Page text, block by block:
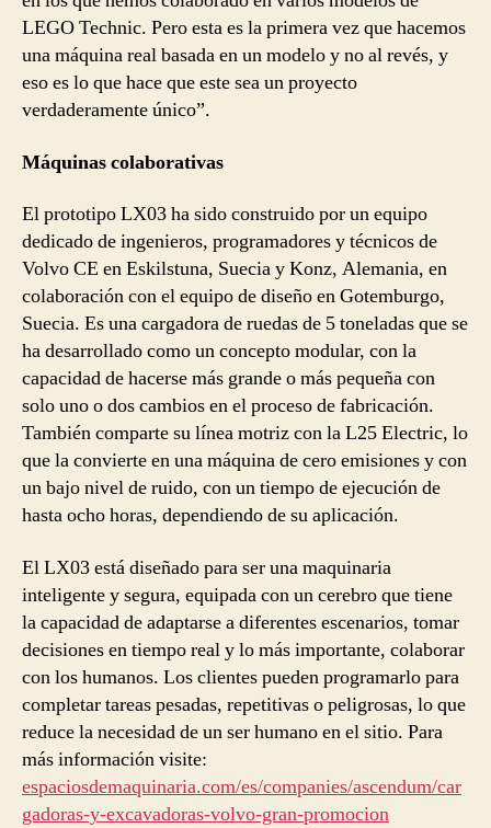
LEGO Technic. Pero esta es la primera vez que hacemos
una máquina real basada en un modelo y no al revés, y
eso es lo que hace que este sea un proyecto
verdaderamente único”.
Máquinas colaborativas
El prototipo LX03 ha sido construido por un equipo
dedicado de ingenieros, programadores y técnicos de
Volvo CE en Eskilstuna, Suecia y Konz, Alemania, en
colaboración con el equipo de diseño en Gotemburgo,
Suecia. Es una cargadora de ruedas de 5 toneladas que se
ha desarrollado como un concepto modular, con la
capacidad de hacerse más grande o más pequeña con
solo uno o dos cambios en el proceso de fabricación.
También comparte su línea motriz con la L25 Electric, lo
que la convierte en una máquina de cero emisiones y con
un bajo nivel de ruido, con un tiempo de ejecución de
hasta ocho horas, dependiendo de su aplicación.
El LX03 está diseñado para ser una maquinaria
inteligente y segura, equipada con un cerebro que tiene
la capacidad de adaptarse a diferentes escenarios, tomar
decisiones en tiempo real y lo más importante, colaborar
con los humanos. Los clientes pueden programarlo para
completar tareas pesadas, repetitivas o peligrosas, lo que
reduce la necesidad de un ser humano en el sitio. Para
más información visite:
espaciosdemaquinaria.com/es/companies/ascendum/car
gadoras-y-excavadoras-volvo-gran-promocion